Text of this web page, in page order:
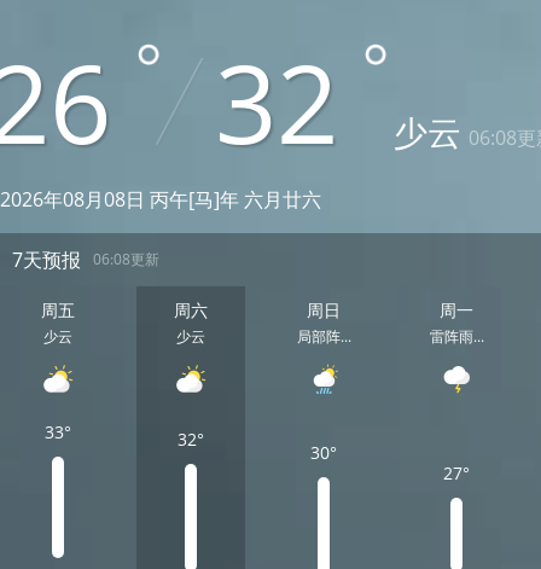
32 少云 06:08
2026年08月08日 丙午[马]年 六月廿六
7天预报 06:08更新
周五
少云
33°
周六
少云
32°
周日
局部阵...
30°
周一
雷阵雨...
27°